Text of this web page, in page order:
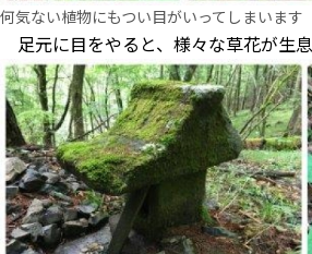
何気ない植物にもつい目がいってしまいます
足元に目をやると、様々な草花が生息